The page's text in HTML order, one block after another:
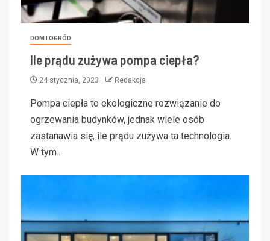
DOM I OGRÓD
Ile prądu zużywa pompa ciepła?
24 stycznia, 2023 Redakcja
Pompa ciepła to ekologiczne rozwiązanie do
ogrzewania budynków, jednak wiele osób
zastanawia się, ile prądu zużywa ta technologia.
W tym...